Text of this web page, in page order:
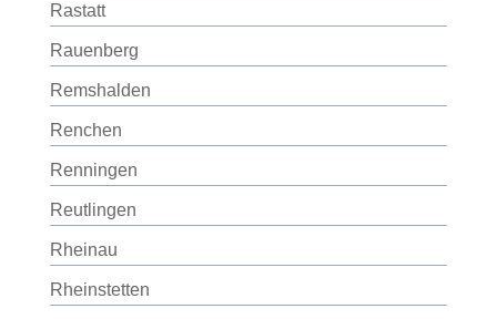
Rastatt
Rauenberg
Remshalden
Renchen
Renningen
Reutlingen
Rheinau
Rheinstetten